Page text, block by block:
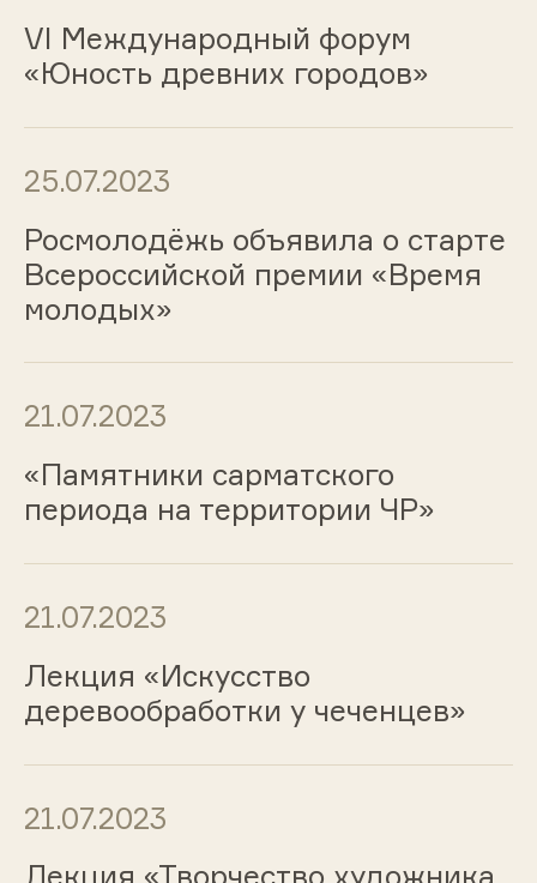
VI Международный форум
«Юность древних городов»
25.07.2023
Росмолодёжь объявила о старте
Всероссийской премии «Время
молодых»
21.07.2023
«Памятники сарматского
периода на территории ЧР»
21.07.2023
Лекция «Искусство
деревообработки у чеченцев»
21.07.2023